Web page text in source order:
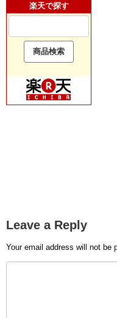
楽天で探す
Leave a Reply
Your email address will not be